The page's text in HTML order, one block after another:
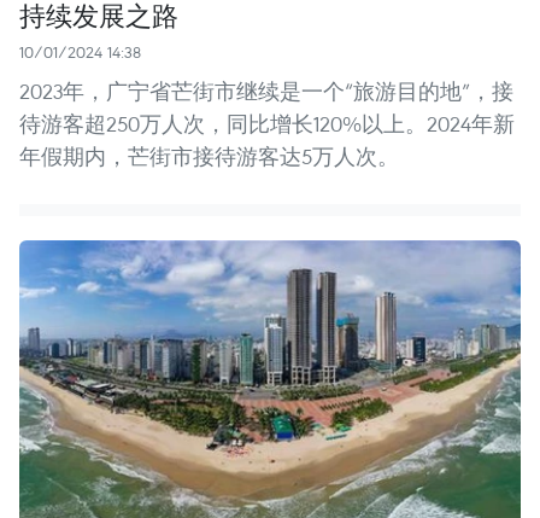
持续发展之路
10/01/2024 14:38
2023年，广宁省芒街市继续是一个“旅游目的地”，接
待游客超250万人次，同比增长120%以上。2024年新
年假期内，芒街市接待游客达5万人次。